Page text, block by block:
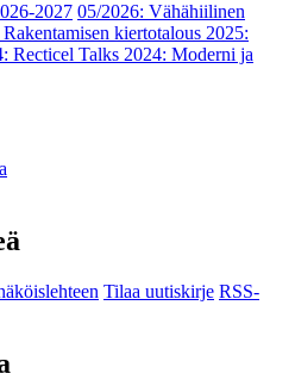
2027 05/2026: Vähähiilinen
kiertotalous 2025:
Recticel Talks 2024: Moderni ja
Tilaa uutiskirje RSS-